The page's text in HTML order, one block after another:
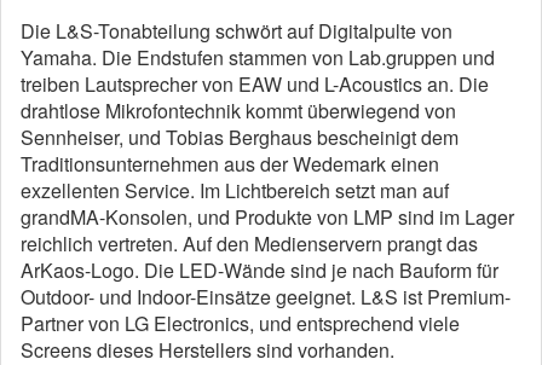
Die L&S-Tonabteilung schwört auf Digitalpulte von
Yamaha. Die Endstufen stammen von Lab.gruppen und
treiben Lautsprecher von EAW und L-Acoustics an. Die
drahtlose Mikrofontechnik kommt überwiegend von
Sennheiser, und Tobias Berghaus bescheinigt dem
Traditionsunternehmen aus der Wedemark einen
exzellenten Service. Im Lichtbereich setzt man auf
grandMA-Konsolen, und Produkte von LMP sind im Lager
reichlich vertreten. Auf den Medienservern prangt das
ArKaos-Logo. Die LED-Wände sind je nach Bauform für
Outdoor- und Indoor-Einsätze geeignet. L&S ist Premium-
Partner von LG Electronics, und entsprechend viele
Screens dieses Herstellers sind vorhanden.